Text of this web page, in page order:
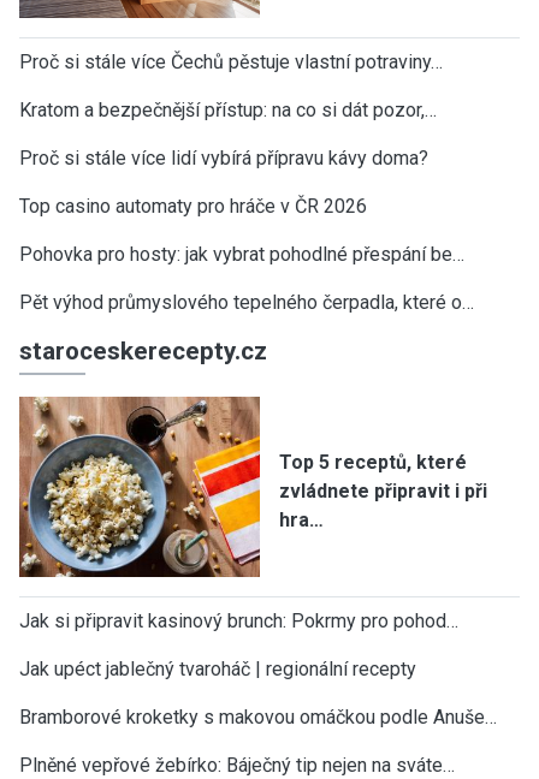
Proč si stále více Čechů pěstuje vlastní potraviny…
Kratom a bezpečnější přístup: na co si dát pozor,…
Proč si stále více lidí vybírá přípravu kávy doma?
Top casino automaty pro hráče v ČR 2026
Pohovka pro hosty: jak vybrat pohodlné přespání be…
Pět výhod průmyslového tepelného čerpadla, které o…
staroceskerecepty.cz
Top 5 receptů, které
zvládnete připravit i při
hra…
Jak si připravit kasinový brunch: Pokrmy pro pohod…
Jak upéct jablečný tvaroháč | regionální recepty
Bramborové kroketky s makovou omáčkou podle Anuše…
Plněné vepřové žebírko: Báječný tip nejen na sváte…